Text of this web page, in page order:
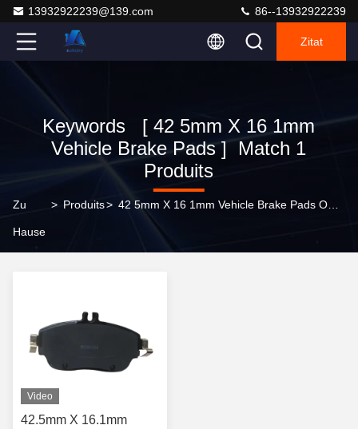
13932922239@139.com 86--13932922239
Zitat
Keywords [ 42 5mm X 16 1mm
Vehicle Brake Pads ] Match 1
Produits
Zu
Hause
> Produits>
Video
42.5mm X 16.1mm